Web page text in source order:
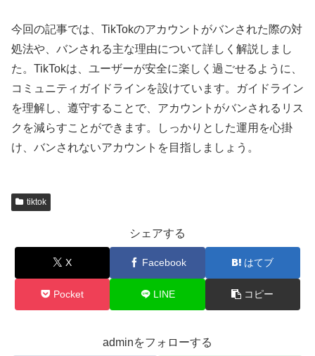
今回の記事では、TikTokのアカウントがバンされた際の対
処法や、バンされる主な理由について詳しく解説しまし
た。TikTokは、ユーザーが安全に楽しく過ごせるように、
コミュニティガイドラインを設けています。ガイドライン
を理解し、遵守することで、アカウントがバンされるリス
クを減らすことができます。しっかりとした運用を心掛
け、バンされないアカウントを目指しましょう。
tiktok
シェアする
X Facebook はてブ
Pocket LINE コピー
adminをフォローする